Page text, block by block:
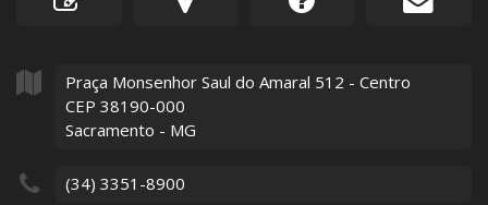
Praça Monsenhor Saul do Amaral 512 - Centro
CEP 38190-000
Sacramento - MG
(34) 3351-8900